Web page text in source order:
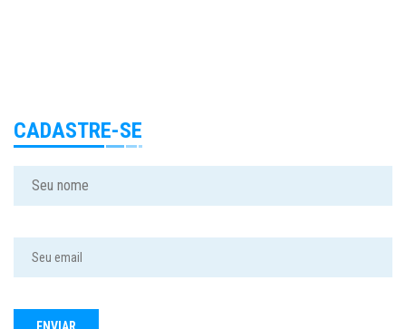
CADASTRE-SE